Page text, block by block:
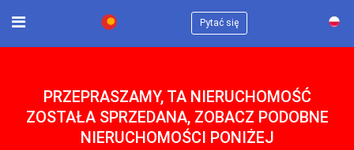
Pytać się
PRZEPRASZAMY, TA NIERUCHOMOŚĆ
ZOSTAŁA SPRZEDANA, ZOBACZ PODOBNE
NIERUCHOMOŚCI PONIŻEJ